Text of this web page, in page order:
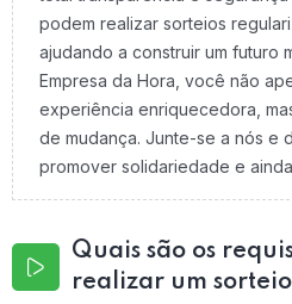
podem realizar sorteios
ajudando a construir um futuro
Empresa da Hora, você não
experiência enriquecedora,
de mudança. Junte-se a nós e
promover solidariedade e
Quais são os
realizar um